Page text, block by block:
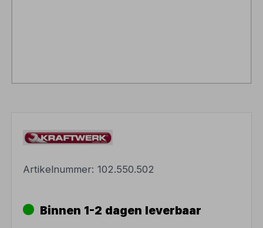
Artikelnummer:102.550.502
Binnen 1-2 dagen leverbaar